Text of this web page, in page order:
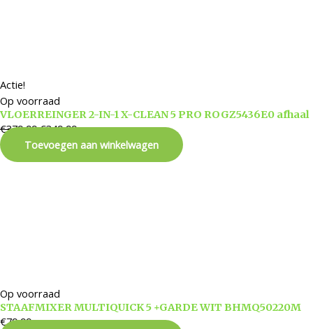
Actie!
Op voorraad
VLOERREINGER 2-IN-1 X-CLEAN 5 PRO ROGZ5436E0 afhaal
€379,99 €349,99
Toevoegen aan winkelwagen
Op voorraad
STAAFMIXER MULTIQUICK 5 +GARDE WIT BHMQ50220M
€79,99